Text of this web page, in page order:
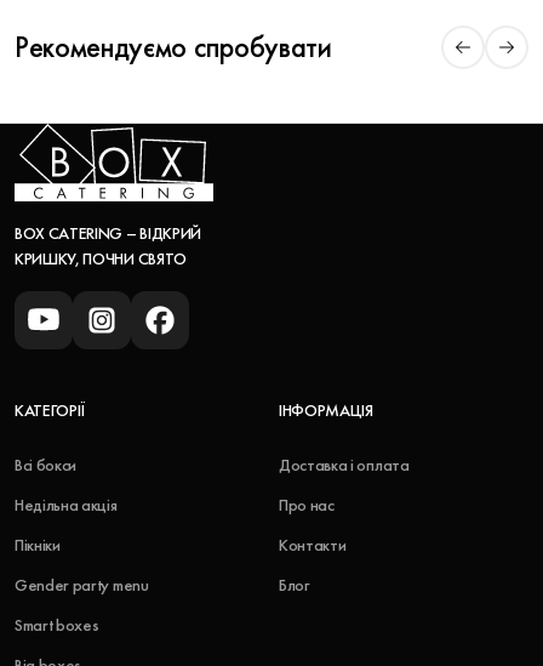
Рекомендуємо спробувати
BOX CATERING – ВІДКРИЙ
КРИШКУ, ПОЧНИ СВЯТО
КАТЕГОРІЇ
Всі бокси
Недільна акція
Пікніки
Gender party menu
Smart boxes
ІНФОРМАЦІЯ
Доставка і оплата
Про нас
Контакти
Блог